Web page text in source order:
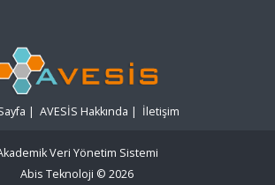
| AVESİS Hakkında | İletişim
Veri Yönetim Sistemi
Abis Teknoloji © 2026